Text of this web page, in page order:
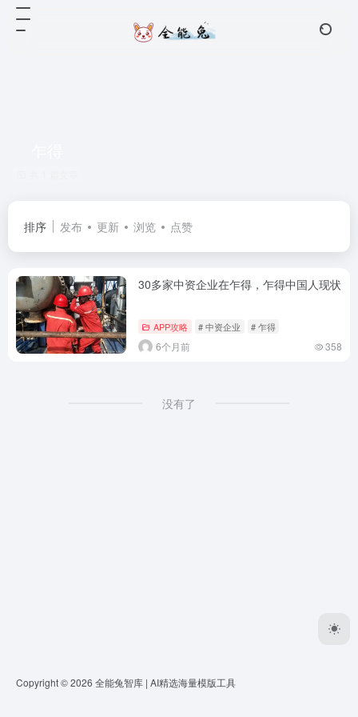
排序 发布 更新 浏览 点赞
30多家中资企业在乍得，乍得中国人现状
APP攻略 # 中资企业 # 乍得
6个月前 358
没有了
Copyright © 2026 全能兔智库 | AI精选海量模版工具